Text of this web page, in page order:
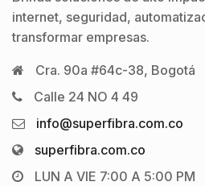
internet, seguridad,
transformar empresas.
Cra. 90a #64c-38, Bogotá
Calle 24 NO 4 49
info@superfibra.com.co
superfibra.com.co
LUN A VIE 7:00 A 5:00 PM